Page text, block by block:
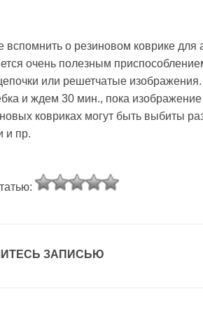
вспомнить о резиновом коврике для
очень полезным
или решетчатые
и ждем 30 мин., пока изображение
ковриках могут быть выбиты
и пр.
ЗАПИСЬЮ